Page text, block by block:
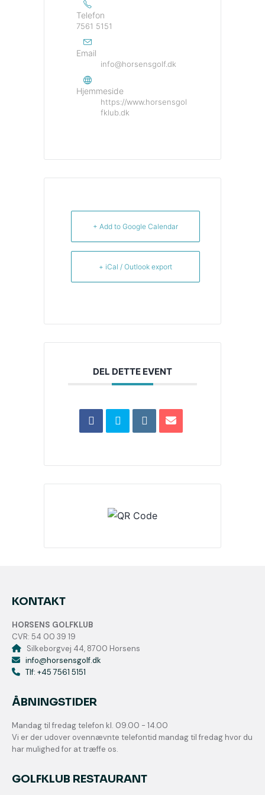
Telefon
7561 5151
Email
info@horsensgolf.dk
Hjemmeside
https://www.horsensgol
fklub.dk
+ Add to Google Calendar
+ iCal / Outlook export
DEL DETTE EVENT
KONTAKT
HORSENS GOLFKLUB
CVR: 54 00 39 19
Silkeborgvej 44, 8700 Horsens
info@horsensgolf.dk
Tlf: +45 7561 5151
ÅBNINGSTIDER
Mandag til fredag telefon kl. 09.00 - 14.00
Vi er der udover ovennævnte telefontid mandag til fredag hvor du
har mulighed for at træffe os.
GOLFKLUB RESTAURANT